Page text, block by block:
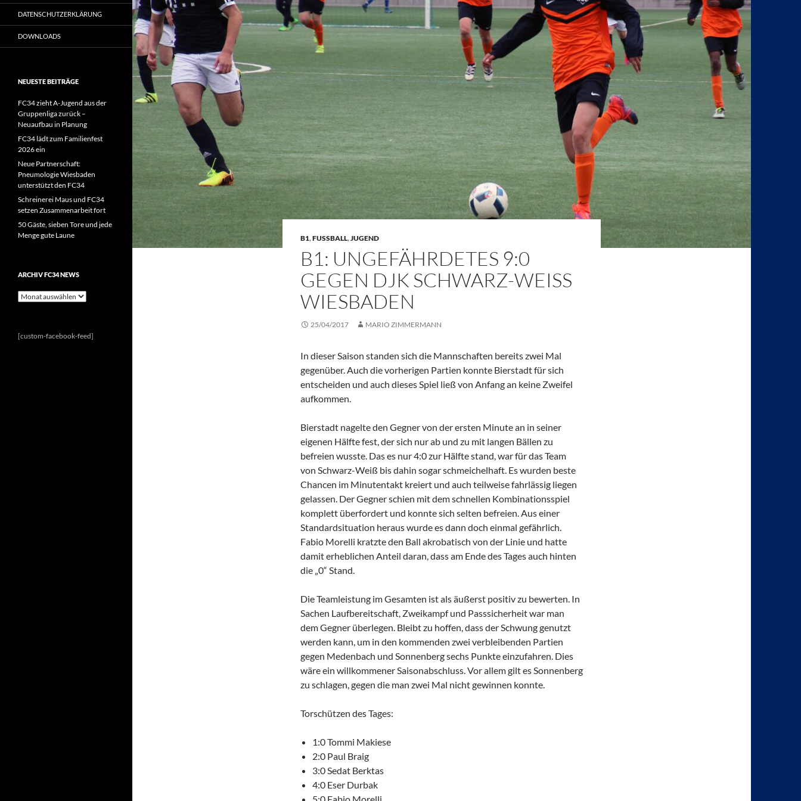
B1,FUSSBALL,JUGEND
B1: UNGEFÄHRDETES 9:0
GEGEN DJK SCHWARZ-WEISS W
IESBADEN
25/04/2017 MARIO ZIMMERMANN
In dieser Saison standen sich die Mannschaften bereits zwei Mal
gegenüber. Auch die vorherigen Partien konnte Bierstadt für sich
entscheiden und auch dieses Spiel ließ von Anfang an keine Zweifel
aufkommen.
Bierstadt nagelte den Gegner von der ersten Minute an in seiner
eigenen Hälfte fest, der sich nur ab und zu mit langen Bällen zu
befreien wusste. Das es nur 4:0 zur Hälfte stand, war für das Team
von Schwarz-Weiß bis dahin sogar schmeichelhaft. Es wurden beste
Chancen im Minutentakt kreiert und auch teilweise fahrlässig liegen
gelassen. Der Gegner schien mit dem schnellen Kombinationsspiel
komplett überfordert und konnte sich selten befreien. Aus einer
Standardsituation heraus wurde es dann doch einmal gefährlich.
Fabio Morelli kratzte den Ball akrobatisch von der Linie und hatte
damit erheblichen Anteil daran, dass am Ende des Tages auch hinten
die „0“ Stand.
Die Teamleistung im Gesamten ist als äußerst positiv zu bewerten. In
Sachen Laufbereitschaft, Zweikampf und Passsicherheit war man
dem Gegner überlegen. Bleibt zu hoffen, dass der Schwung genutzt
werden kann, um in den kommenden zwei verbleibenden Partien
gegen Medenbach und Sonnenberg sechs Punkte einzufahren. Dies
wäre ein willkommener Saisonabschluss. Vor allem gilt es Sonnenberg
zu schlagen, gegen die man zwei Mal nicht gewinnen konnte.
Torschützen des Tages:
1:0 Tommi Makiese
2:0 Paul Braig
3:0 Sedat Berktas
4:0 Eser Durbak
DATENSCHUTZERKLÄRUNG
DOWNLOADS
NEUESTE BEITRÄGE
FC34 zieht A-Jugend aus der
Gruppenliga zurück –
Neuaufbau in Planung
FC34 lädt zum Familienfest
2026 ein
Neue Partnerschaft:
Pneumologie Wiesbaden
unterstützt den FC34
Schreinerei Maus und FC34
setzen Zusammenarbeit fort
50 Gäste, sieben Tore und jede
Menge gute Laune
ARCHIV FC34 NEWS
Archiv
[custom-facebook-feed]